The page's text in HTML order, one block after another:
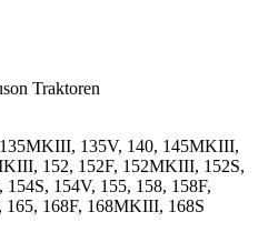
Traktoren
135V, 140, 145MKIII,
152, 152F, 152MKIII, 152S,
154S, 154V, 155, 158, 158F,
168F, 168MKIII, 168S